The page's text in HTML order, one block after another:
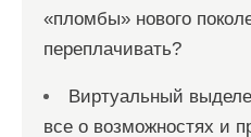
«пломбы» нового
переплачивать?
Виртуальный
все о возможностях и